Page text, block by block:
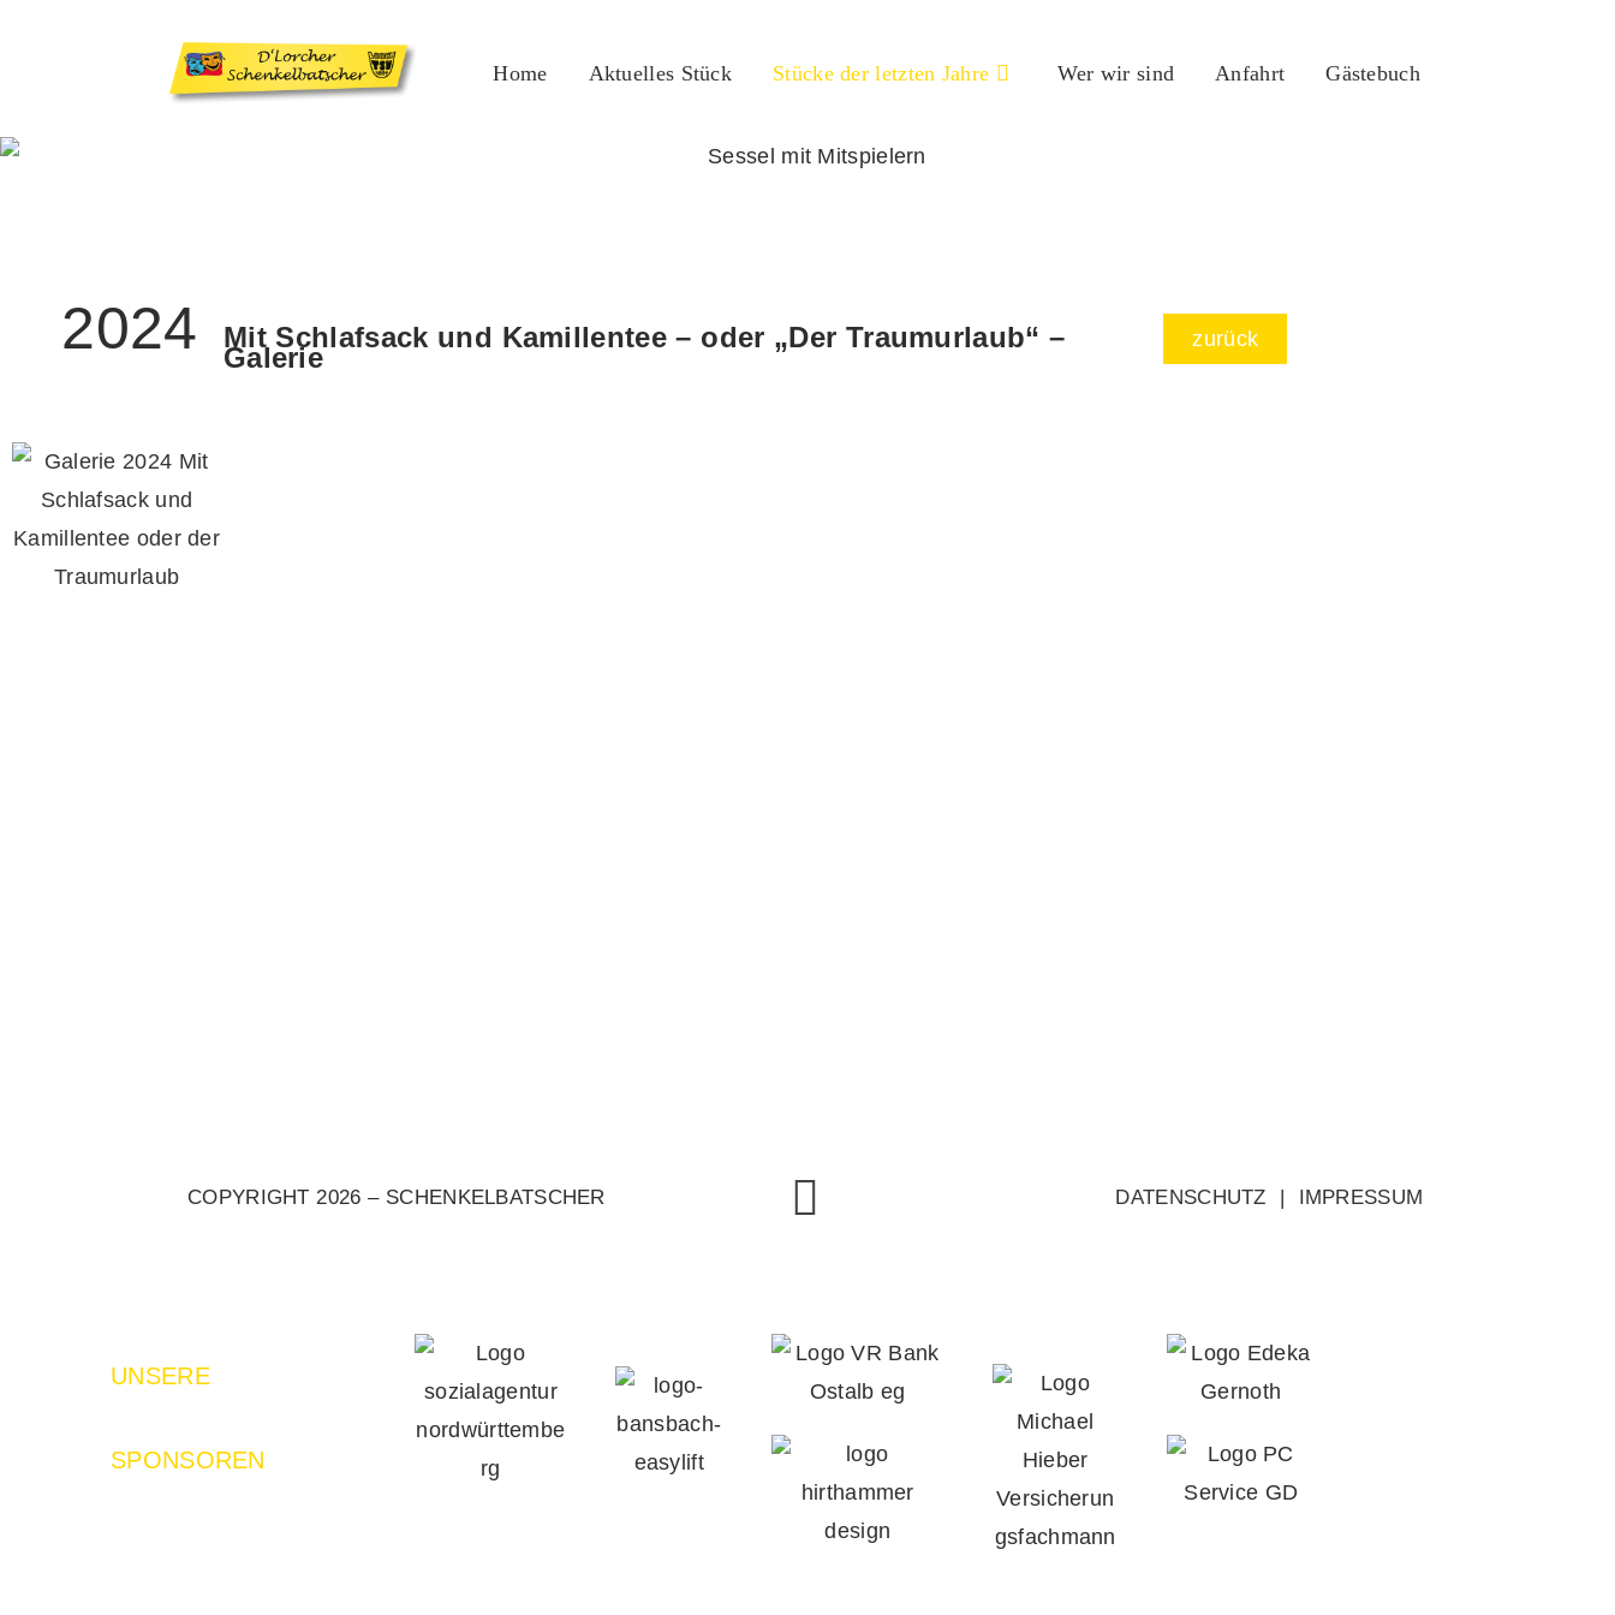
Home Aktuelles Stück Stücke der letzten Jahre Wer wir sind Anfahrt Gästebuch
2024 Mit Schlafsack und Kamillentee – oder „Der Traumurlaub“ –
Galerie
zurück
COPYRIGHT 2026 – SCHENKELBATSCHER DATENSCHUTZ IMPRESSUM
UNSERE
SPONSOREN